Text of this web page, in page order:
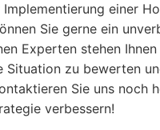
Implementierung einer
Sie gerne ein
Experten stehen
Situation zu bewerten
Sie uns noch
verbessern!